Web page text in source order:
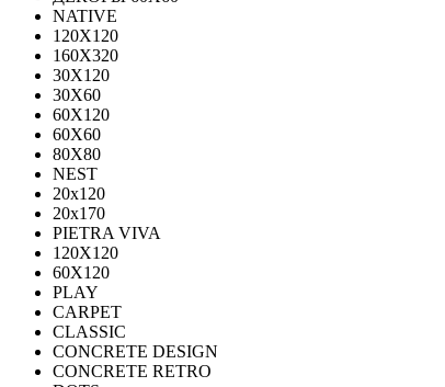
NATIVE
120Х120
160Х320
30X120
30X60
60X120
60X60
80Х80
NEST
20x120
20x170
PIETRA VIVA
120X120
60Х120
PLAY
CARPET
CLASSIC
CONCRETE DESIGN
CONCRETE RETRO